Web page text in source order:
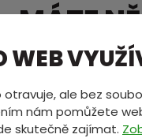
MÁTE
nám
*
WEB
otravuje, ale bez
nám pomůžete
skutečně zajímat.